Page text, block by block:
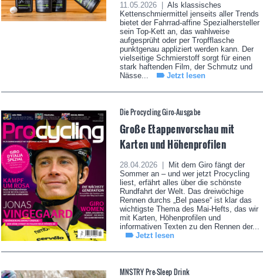
11.05.2026 |
Als klassisches
Kettenschmiermittel jenseits aller Trends
bietet der Fahrrad-affine Spezialhersteller
sein Top-Kett an, das wahlweise
aufgesprüht oder per Tropfflasche
punktgenau appliziert werden kann. Der
vielseitige Schmierstoff sorgt für einen
stark haftenden Film, der Schmutz und
Nässe...
Jetzt lesen
Die Procycling Giro-Ausgabe
Große Etappenvorschau mit
Karten und Höhenprofilen
28.04.2026 |
Mit dem Giro fängt der
Sommer an – und wer jetzt Procycling
liest, erfährt alles über die schönste
Rundfahrt der Welt. Das dreiwöchige
Rennen durchs „Bel paese“ ist klar das
wichtigste Thema des Mai-Hefts, das wir
mit Karten, Höhenprofilen und
informativen Texten zu den Rennen der...
Jetzt lesen
MNSTRY Pre-Sleep Drink